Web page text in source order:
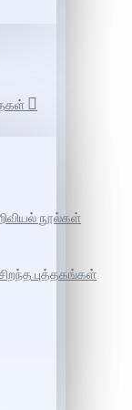
நூல்கள்
புத்தகங்கள்